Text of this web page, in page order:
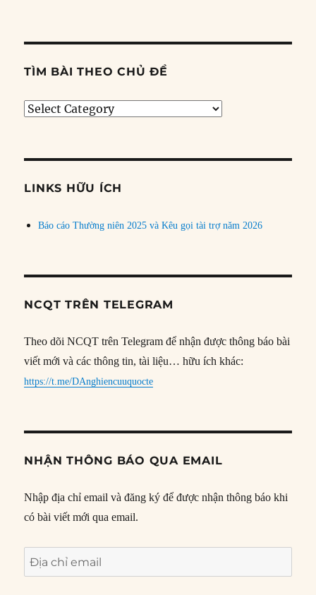
TÌM BÀI THEO CHỦ ĐỀ
Tìm
đề
LINKS HỮU ÍCH
Báo cáo Thường niên 2025 và Kêu gọi tài trợ năm 2026
NCQT TRÊN TELEGRAM
Theo dõi NCQT trên Telegram để nhận được thông báo bài
viết mới và các thông tin, tài liệu… hữu ích khác:
https://t.me/DAnghiencuuquocte
NHẬN THÔNG BÁO QUA EMAIL
Nhập địa chỉ email và đăng ký để được nhận thông báo khi
có bài viết mới qua email.
Địa
chỉ